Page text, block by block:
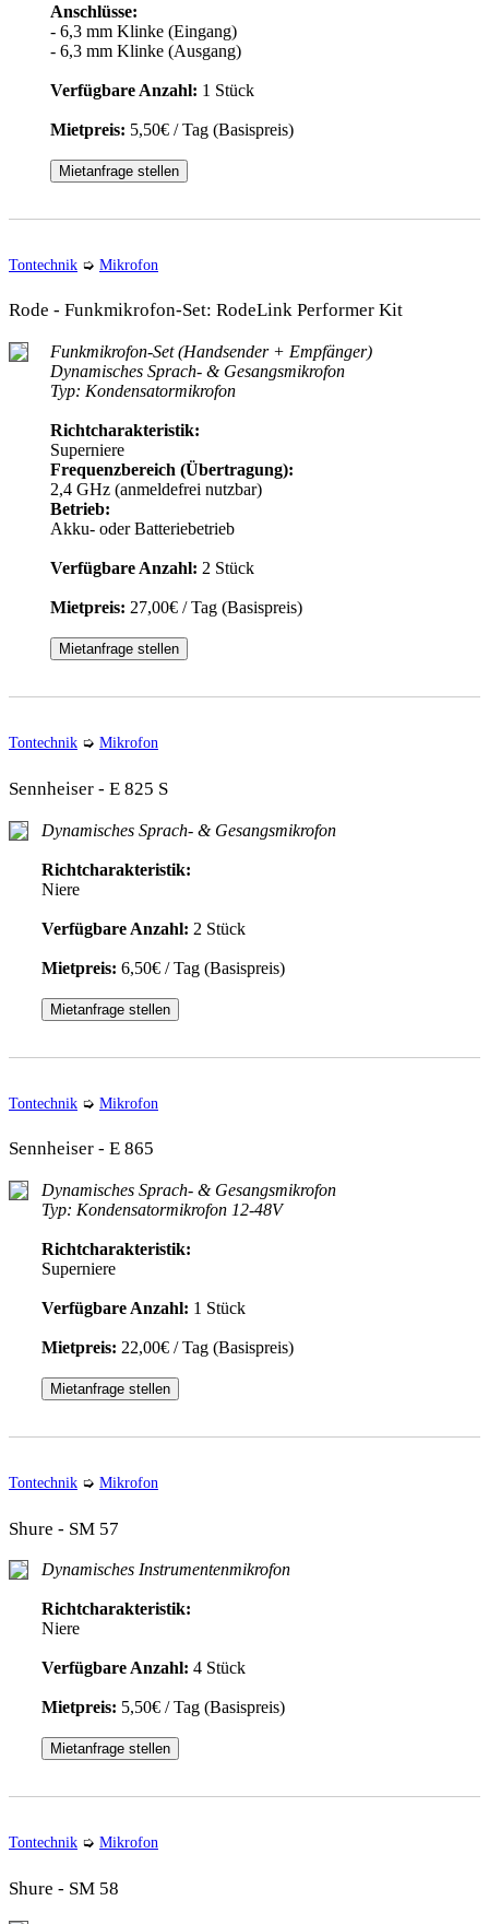
Anschlüsse:
- 6,3 mm Klinke (Eingang)
- 6,3 mm Klinke (Ausgang)
Verfügbare Anzahl: 1 Stück
Mietpreis: 5,50€ / Tag (Basispreis)
Mietanfrage stellen
Tontechnik ➭ Mikrofon
Rode - Funkmikrofon-Set: RodeLink Performer Kit
Funkmikrofon-Set (Handsender + Empfänger)
Dynamisches Sprach- & Gesangsmikrofon
Typ: Kondensatormikrofon
Richtcharakteristik:
Superniere
Frequenzbereich (Übertragung):
2,4 GHz (anmeldefrei nutzbar)
Betrieb:
Akku- oder Batteriebetrieb
Verfügbare Anzahl: 2 Stück
Mietpreis: 27,00€ / Tag (Basispreis)
Mietanfrage stellen
Tontechnik ➭ Mikrofon
Sennheiser - E 825 S
Dynamisches Sprach- & Gesangsmikrofon
Richtcharakteristik:
Niere
Verfügbare Anzahl: 2 Stück
Mietpreis: 6,50€ / Tag (Basispreis)
Mietanfrage stellen
Tontechnik ➭ Mikrofon
Sennheiser - E 865
Dynamisches Sprach- & Gesangsmikrofon
Typ: Kondensatormikrofon 12-48V
Richtcharakteristik:
Superniere
Verfügbare Anzahl: 1 Stück
Mietpreis: 22,00€ / Tag (Basispreis)
Mietanfrage stellen
Tontechnik ➭ Mikrofon
Shure - SM 57
Dynamisches Instrumentenmikrofon
Richtcharakteristik:
Niere
Verfügbare Anzahl: 4 Stück
Mietpreis: 5,50€ / Tag (Basispreis)
Mietanfrage stellen
Tontechnik ➭ Mikrofon
Shure - SM 58